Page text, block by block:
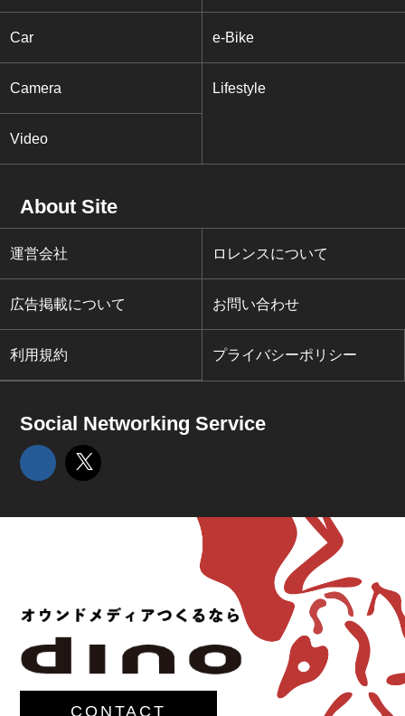
Car e-Bike
Camera Lifestyle
Video
About Site
運営会社 ロレンスについて
広告掲載について お問い合わせ
利用規約 プライバシーポリシー
Social Networking Service
CONTACT